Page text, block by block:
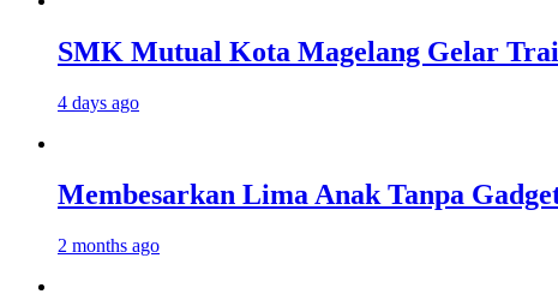
SMK Mutual Kota Magelang Gelar
4 days ago
Membesarkan Lima Anak Tanpa
2 months ago